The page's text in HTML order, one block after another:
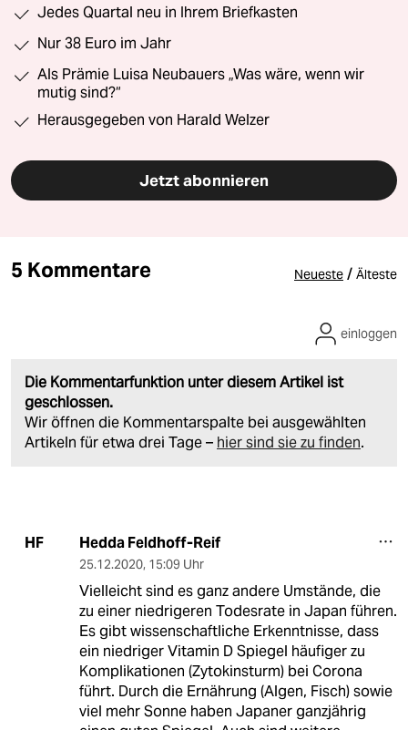
Jedes Quartal neu in Ihrem Briefkasten
Nur 38 Euro im Jahr
Als Prämie Luisa Neubauers „Was wäre, wenn wir
mutig sind?“
Herausgegeben von Harald Welzer
Jetzt abonnieren
5 Kommentare Neueste / Älteste
Die Kommentarfunktion unter diesem Artikel ist
geschlossen.
Wir öffnen die Kommentarspalte bei ausgewählten
Artikeln für etwa drei Tage – hier sind sie zu finden.
einloggen
HF Hedda Feldhoff-Reif
25.12.2020, 15:09 Uhr
Vielleicht sind es ganz andere Umstände, die
zu einer niedrigeren Todesrate in Japan führen.
Es gibt wissenschaftliche Erkenntnisse, dass
ein niedriger Vitamin D Spiegel häufiger zu
Komplikationen (Zytokinsturm) bei Corona
führt. Durch die Ernährung (Algen, Fisch) sowie
viel mehr Sonne haben Japaner ganzjährig